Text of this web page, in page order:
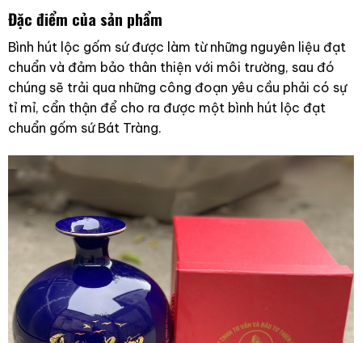
Đặc điểm của sản phẩm
Bình hút lộc gốm sứ được làm từ những nguyên liệu đạt
chuẩn và đảm bảo thân thiện với môi trường, sau đó
chúng sẽ trải qua những công đoạn yêu cầu phải có sự
tỉ mỉ, cẩn thận để cho ra được một bình hút lộc đạt
chuẩn gốm sứ Bát Tràng.